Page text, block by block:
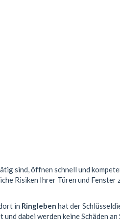
sind, öffnen schnell und
Risiken Ihrer Türen und Fenster
in Ringleben hat der
dabei werden keine Schäden an